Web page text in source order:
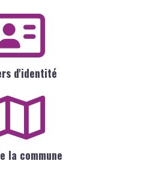
d'identité
la commune